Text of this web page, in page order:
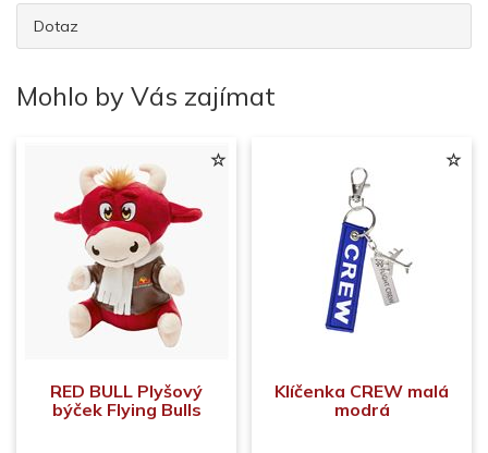
Dotaz
Mohlo by Vás zajímat
RED BULL Plyšový
býček Flying Bulls
Klíčenka CREW malá
modrá